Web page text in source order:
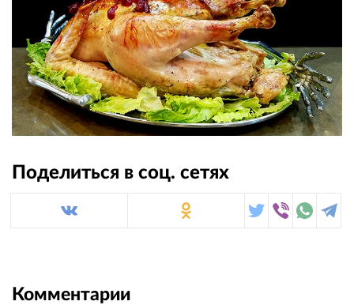
Поделиться в соц. сетях
Комментарии